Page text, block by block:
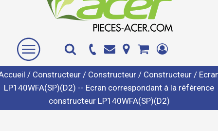
/ Constructeur / Constructeur / Constructeur /
LP140WFA(SP)(D2) -- Ecran correspondant à la référence
constructeur LP140WFA(SP)(D2)